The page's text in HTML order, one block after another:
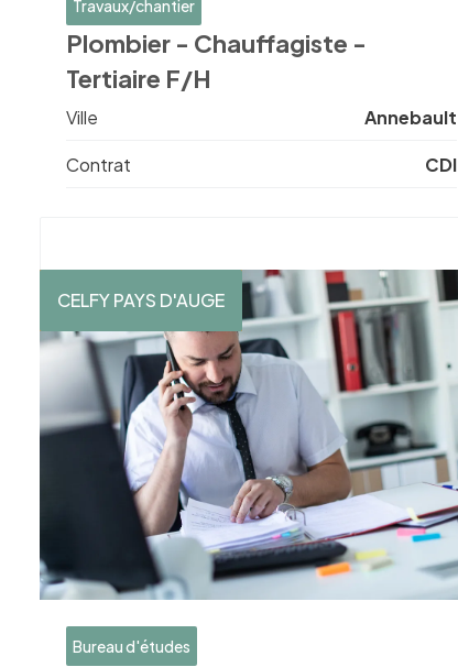
Travaux/chantier
Plombier - Chauffagiste -
Tertiaire F/H
Ville Annebault
Contrat CDI
CELFY PAYS D'AUGE
Bureau d'études